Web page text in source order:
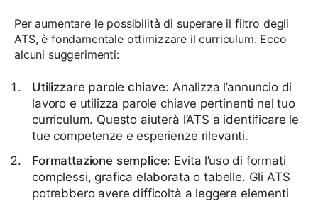
Per aumentare le possibilità di superare il filtro degli
ATS, è fondamentale ottimizzare il curriculum. Ecco
alcuni suggerimenti:
Utilizzare parole chiave: Analizza l’annuncio di
lavoro e utilizza parole chiave pertinenti nel tuo
curriculum. Questo aiuterà l’ATS a identificare le
tue competenze e esperienze rilevanti.
Formattazione semplice: Evita l’uso di formati
complessi, grafica elaborata o tabelle. Gli ATS
potrebbero avere difficoltà a leggere elementi